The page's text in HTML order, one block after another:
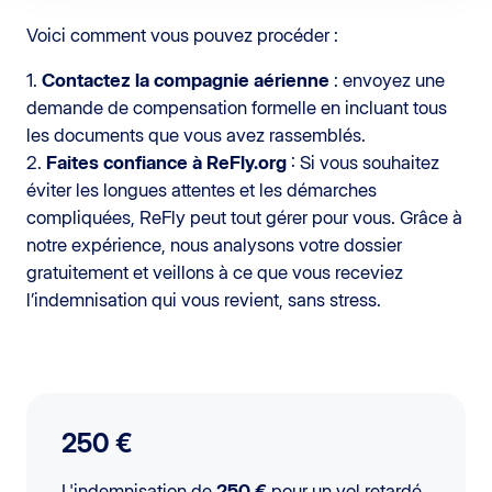
Voici comment vous pouvez procéder :
1. Contactez la compagnie aérienne : envoyez une
demande de compensation formelle en incluant tous
les documents que vous avez rassemblés.
2. Faites confiance à ReFly.org : Si vous souhaitez
éviter les longues attentes et les démarches
compliquées, ReFly peut tout gérer pour vous. Grâce à
notre expérience, nous analysons votre dossier
gratuitement et veillons à ce que vous receviez
l’indemnisation qui vous revient, sans stress.
250 €